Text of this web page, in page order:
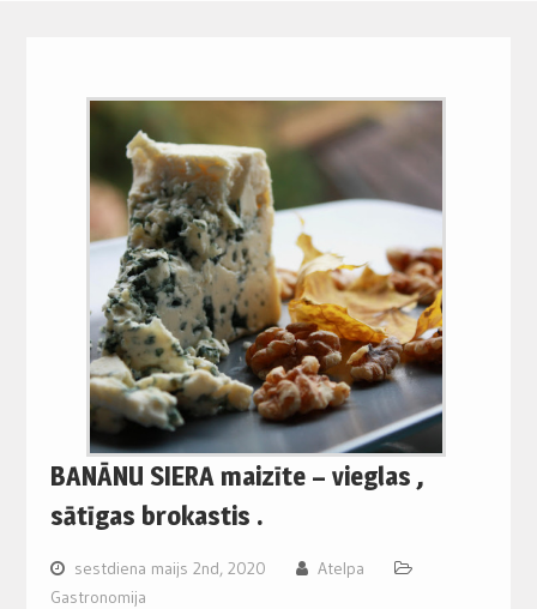
BANĀNU SIERA maizīte – vieglas ,
sātīgas brokastis .
sestdiena maijs 2nd, 2020
Atelpa
Gastronomija